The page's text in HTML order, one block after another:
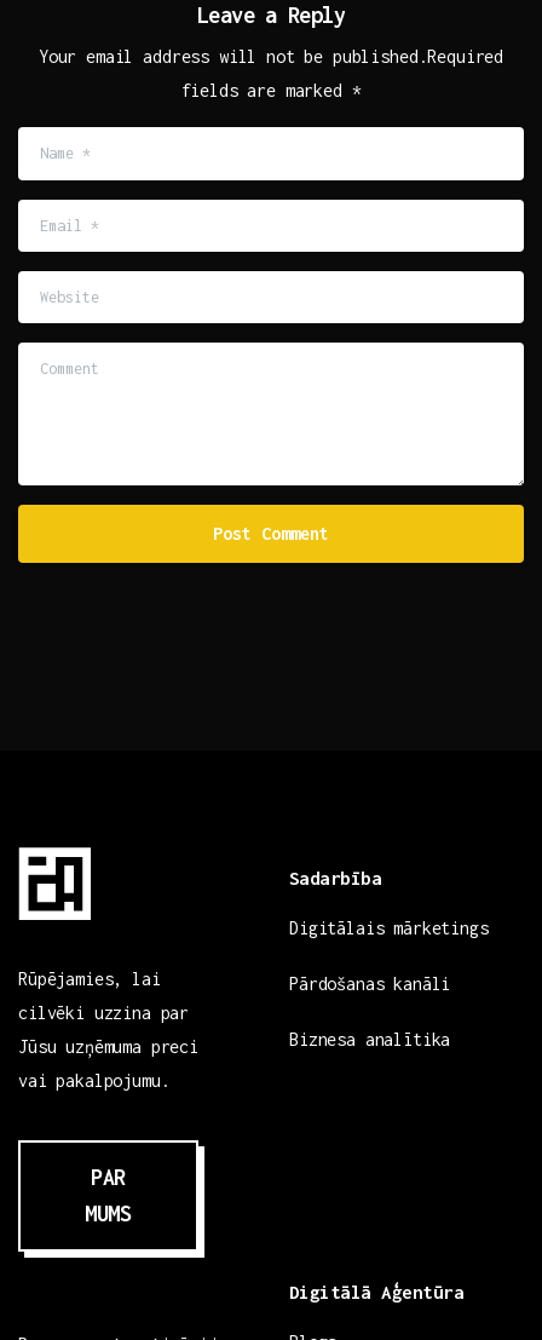
Leave a Reply
Your email address will not be published.Required
fields are marked *
*
Website
Rūpējamies, lai
cilvēki uzzina par
Jūsu uzņēmuma preci
vai pakalpojumu.
PAR
MUMS
Sadarbība
Digitālais mārketings
Pārdošanas kanāli
Biznesa analītika
Digitālā Aģentūra